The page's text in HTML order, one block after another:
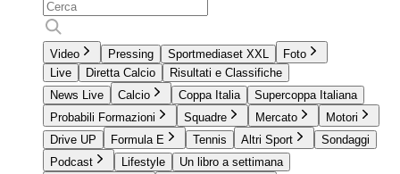
Video Pressing Sportmediaset XXL
Foto
Live
Diretta Calcio
Risultati e Classifiche
News Live
Calcio Coppa Italia
Supercoppa Italiana
Probabili Formazioni
Squadre Mercato
Motori
Drive UP
Formula E Tennis Altri Sport
Sondaggi
Podcast
Lifestyle
Un libro a settimana